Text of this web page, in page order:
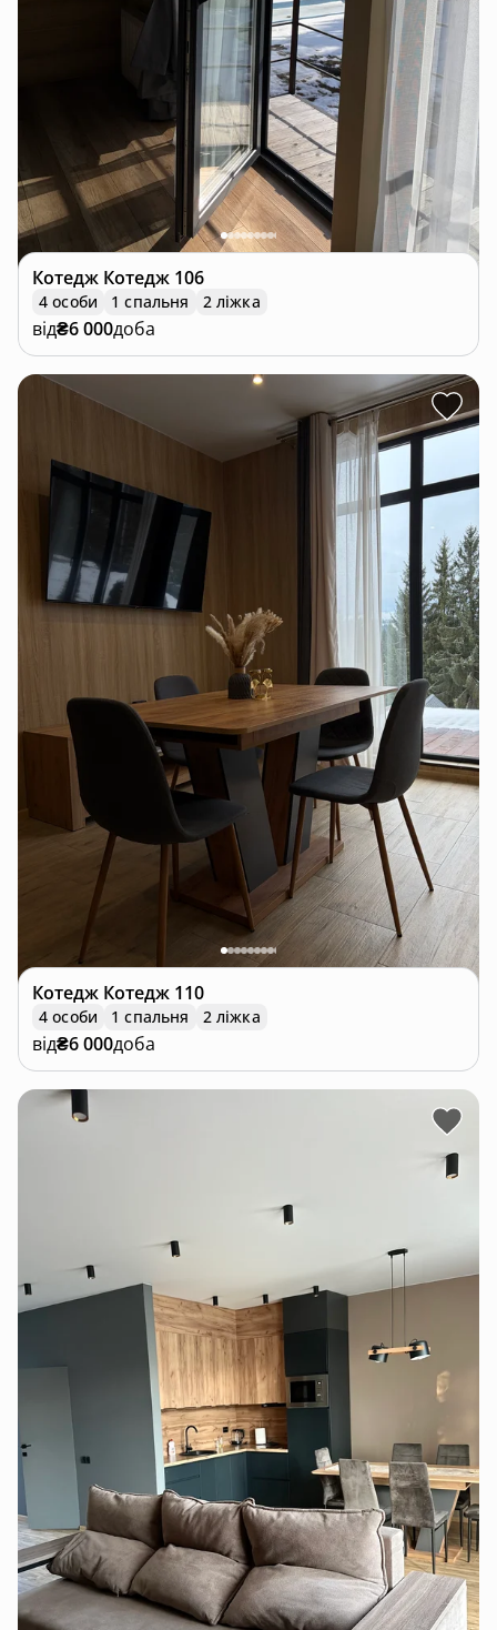
Котедж Котедж 106
4 особи 1 спальня 2 ліжка
від₴6 000доба
Котедж Котедж 110
4 особи 1 спальня 2 ліжка
від₴6 000доба